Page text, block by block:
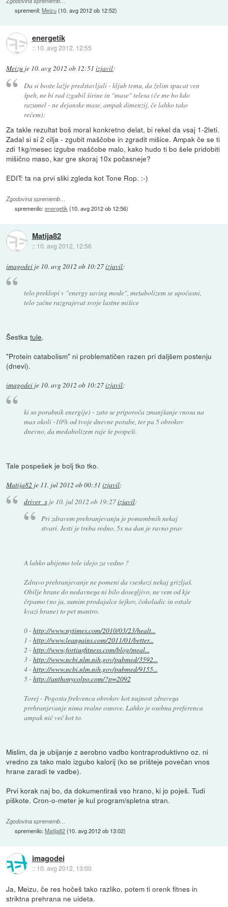
spremenil:Meizu(10. avg 2012 ob 12:52)
energetik
:: 10. avg 2012, 12:55
Meizu je 10. avg 2012 ob 12:51 izjavil:
Da si boste lažje predstavljali - kljub temu, da želim spucat ven
špeh, ne bi rad izgubil širine in "mase" telesa (če me bo kdo
razumel - ne dejanske mase, ampak dimenzij, če lahko tako
rečem):
Za takle rezultat boš moral konkretno delat, bi rekel da vsaj 1-2leti.
Zadal si si 2 cilja - zgubit maščobe in zgradit mišice. Ampak če se ti
zdi 1kg/mesec izgube maščobe malo, kako hudo ti bo šele pridobiti
mišično maso, kar gre skoraj 10x počasneje?
EDIT: ta na prvi sliki zgleda kot Tone Rop. :-)
Zgodovina sprememb…
spremenilo:energetik (10. avg 2012 ob 12:56)
Matija82
:: 10. avg 2012, 12:56
imagodei je 10. avg 2012 ob 10:27izjavil:
telo preklopi v "energy saving mode", metabolizem se upočasni,
telo začne razgrajevat svoje lastne mišice
Šestkatule.
"Protein catabolism" ni problematičen razen pri daljšem postenju
(dnevi).
imagodei je 10. avg 2012 ob 10:27izjavil:
ki so porabnik energije) - zato se priporoča zmanjšanje vnosa na
max okoli -10% od tvoje dnevne porabe, ter pa 5 obrokov
dnevno, da medabolizem raje še pospeši.
Tale pospešek je bolj tko tko.
Matija82 je 11. jul 2012 ob 00:31 izjavil:
driver_xje 10. jul 2012 ob 19:27izjavil:
Pri zdravem prehranjevanju je pomembnih nekaj
stvari. Jesti je treba redno, 5x na dan je ravno prav
A lahko ubijemo tole idejo za vedno ?
Zdravo prehranjevanje ne pomeni da vseskozi nekaj grizljaš.
Obilje hrane do nedavnega ni bilo dosegljivo, ne vem od kje
črpamo (no ja, sumim prodajalce šejkov, čokoladic in ostale
kvazi hrane) to pet mantro.
0 - http://www.nytimes.com/2010/03/23/healt...
1 - http://www.leangains.com/2011/01/better...
2 - http://www.fortiusfitness.com/blog/meal...
3 - http://www.ncbi.nlm.nih.gov/pubmed/3592...
4 - http://www.ncbi.nlm.nih.gov/pubmed/9155...
5 - http://anthonycolpo.com/?p=2092
Torej - Pogosta frekvenca obrokov kot nujnost zdravega
prehranjevanje nima realne osnove. Lahko je osebna preferenca
ampak nič več kot to.
Mislim, da je ubijanje z aerobno vadbo kontraproduktivno oz. ni
vredno za tako malo izgubo kalorij (ko se prišteje povečan vnos
hrane zaradi te vadbe).
Prvi korak naj bo, da dokumentiraš vso hrano, ki jo poješ. Tudi
piškote. Cron-o-meter je kul program/spletna stran.
Zgodovina sprememb…
spremenilo:Matija82(10. avg 2012 ob 13:02)
imagodei
:: 10. avg 2012, 13:00
Ja, Meizu, če res hočeš tako razliko, potem ti orenk fitnes in
striktna prehrana ne uideta.